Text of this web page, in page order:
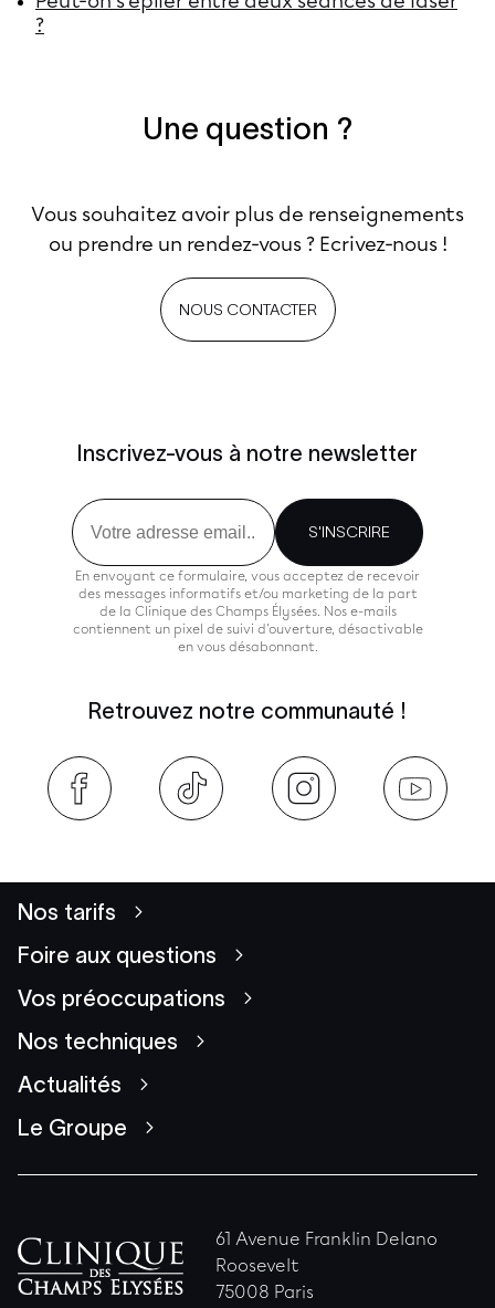
?
Une question ?
Vous souhaitez avoir plus de renseignements
ou prendre un rendez-vous ? Ecrivez-nous !
NOUS CONTACTER
Inscrivez-vous à notre newsletter
Email
S'INSCRIRE
En envoyant ce formulaire, vous acceptez de recevoir
des messages informatifs et/ou marketing de la part
de la Clinique des Champs Élysées. Nos e-mails
contiennent un pixel de suivi d'ouverture, désactivable
en vous désabonnant.
Retrouvez notre communauté !
Nos tarifs
Foire aux questions
Vos préoccupations
Nos techniques
Actualités
Le Groupe
61 Avenue Franklin Delano
Roosevelt
75008 Paris